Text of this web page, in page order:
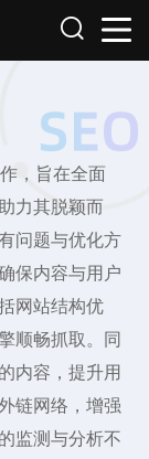
，旨在全面
力其脱颖而
问题与优化方
保内容与用户
网站结构优
顺畅抓取。同
内容，提升用
链网络，增强
监测与分析不